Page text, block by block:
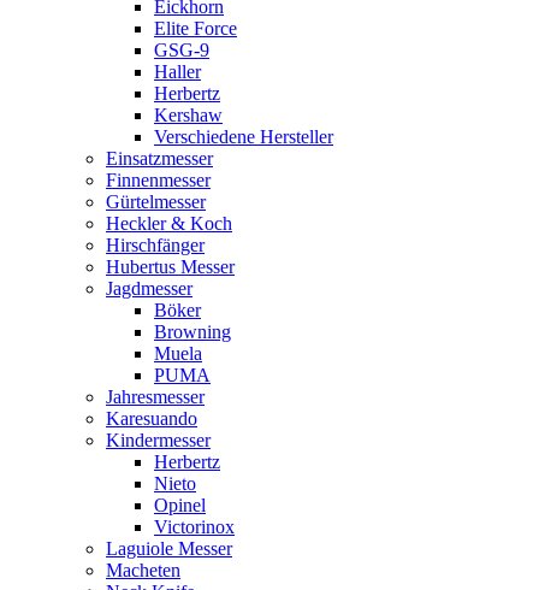
Eickhorn
Elite Force
GSG-9
Haller
Herbertz
Kershaw
Verschiedene Hersteller
Einsatzmesser
Finnenmesser
Gürtelmesser
Heckler & Koch
Hirschfänger
Hubertus Messer
Jagdmesser
Böker
Browning
Muela
PUMA
Jahresmesser
Karesuando
Kindermesser
Herbertz
Nieto
Opinel
Victorinox
Laguiole Messer
Macheten